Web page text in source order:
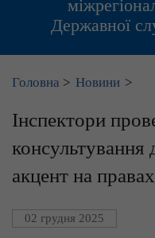
Державної
Головна > Новини >
Інспектори
консультування
акцент на
02 грудня 2025